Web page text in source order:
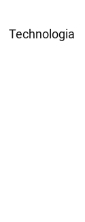
Technologia